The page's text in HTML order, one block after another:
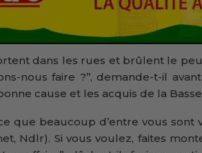
dans les rues et brûlent le
nous faire ?’’, demande-t-il
cause et les acquis de la Basse
que beaucoup d’entre vous
Ndlr). Si vous voulez, faites